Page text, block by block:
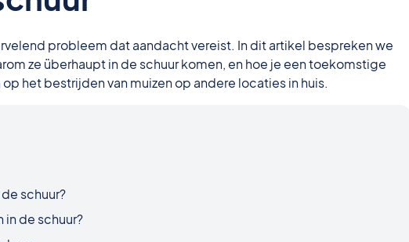
probleem dat aandacht vereist. In dit artikel bespreken we
ze überhaupt in de schuur komen, en hoe je een toekomstige
het bestrijden van muizen op andere locaties in huis.
schuur?
in de schuur?